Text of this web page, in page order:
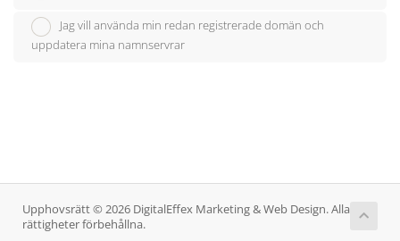
Jag vill använda min redan registrerade domän och
uppdatera mina namnservrar
Upphovsrätt © 2026 DigitalEffex Marketing & Web Design. Alla
rättigheter förbehållna.